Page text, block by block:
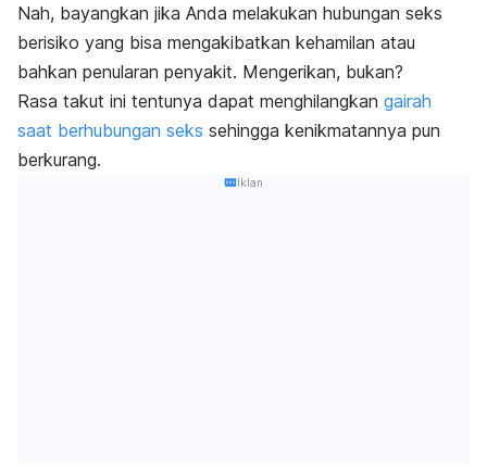
Nah, bayangkan jika Anda melakukan hubungan seks
berisiko yang bisa mengakibatkan kehamilan atau
bahkan penularan penyakit. Mengerikan, bukan?
Rasa takut ini tentunya dapat menghilangkan gairah
saat berhubungan seks sehingga kenikmatannya pun
berkurang.
Iklan